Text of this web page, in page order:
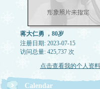
蒋大仁勇 ，80岁
注册日期: 2023-07-15
访问总量: 425,737 次
点击查看我的个人资料
Calendar